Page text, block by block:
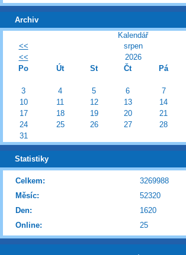
Archiv
Kalendář
<<
srpen
<<
2026
Po
Út St Čt Pá
3
4 5 6 7
10
11 12 13 14
17
18 19 20 21
24
25 26 27 28
31
Statistiky
Online: 25
Celkem:
3269988
Měsíc:
52320
Den:
1620